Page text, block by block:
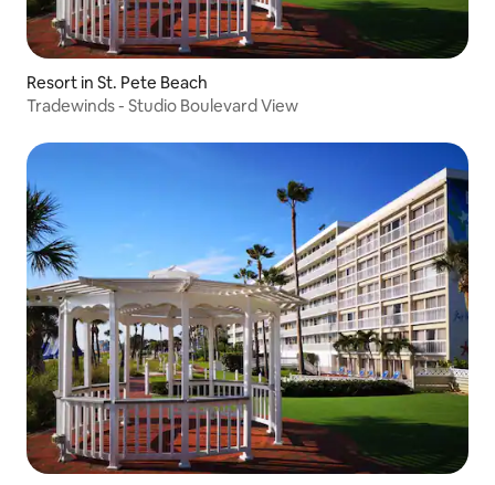
Resort in St. Pete Beach
Tradewinds - Studio Boulevard View